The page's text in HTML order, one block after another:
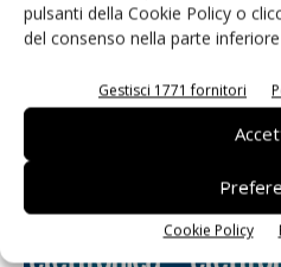
pulsanti della Cookie Policy o
del consenso nella parte
Gestisci 1771 fornitori
Cookie Policy
Selezione di elettronica